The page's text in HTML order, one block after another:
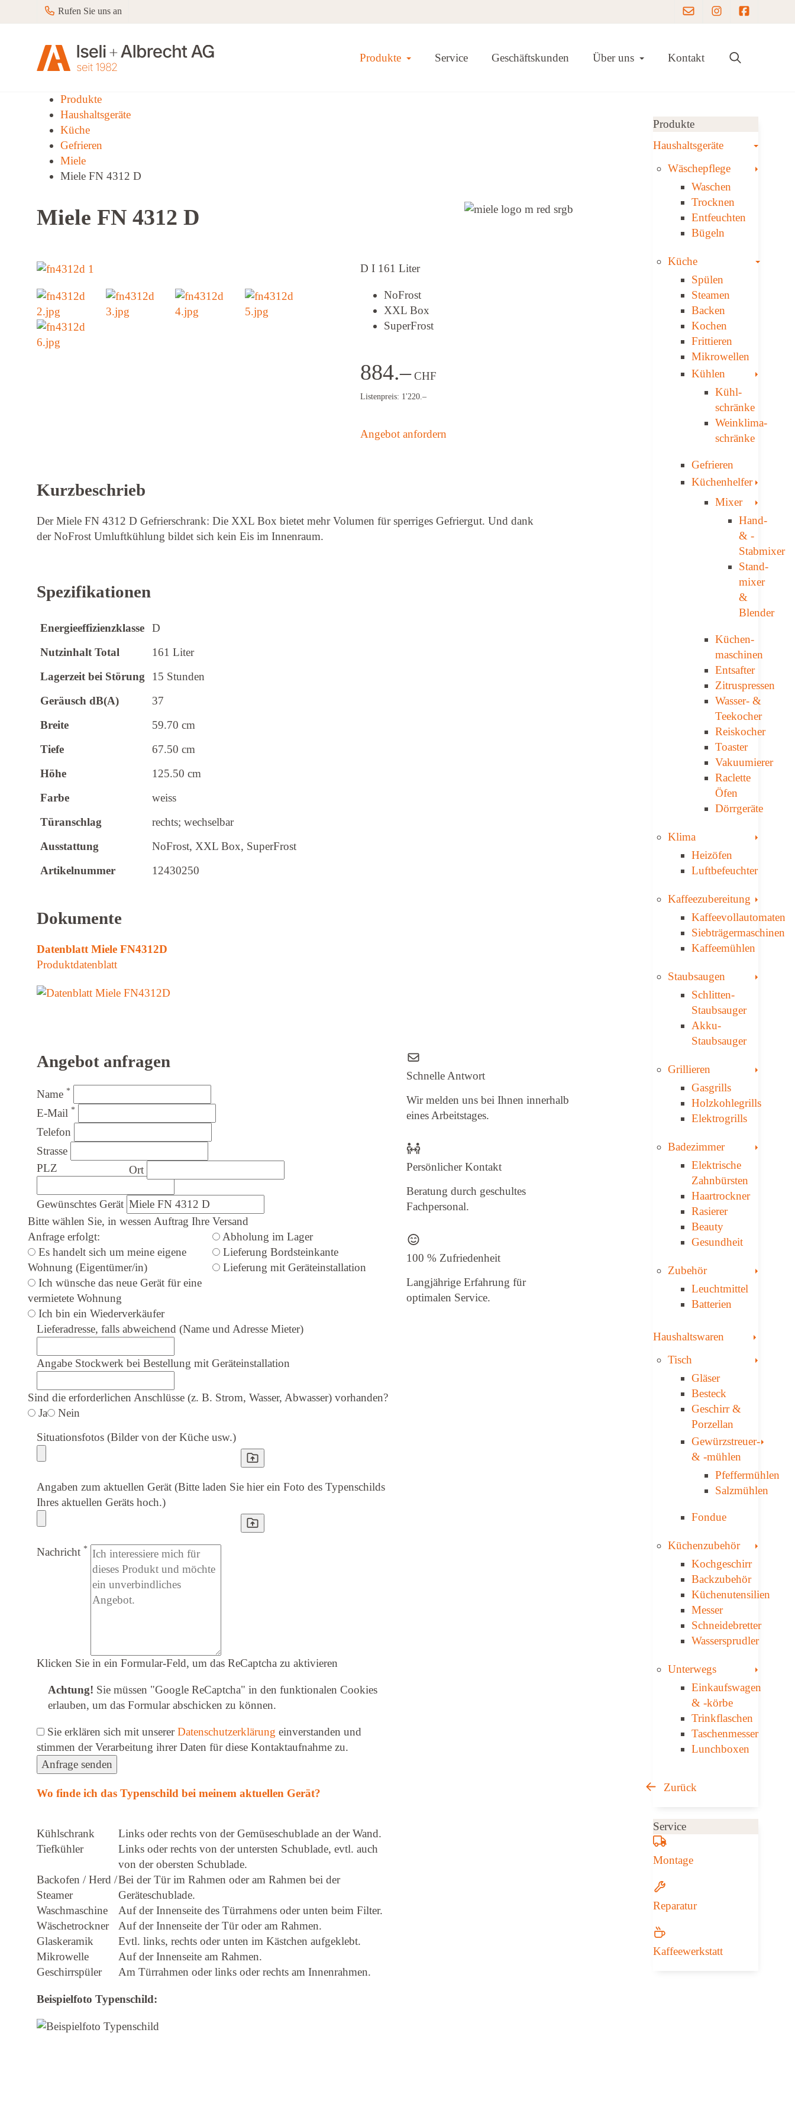
Rufen Sie uns an Instagram
Produkte Toggle Dropdown
Service Geschäftskunden Über uns Toggle Dropdown
Kontakt
Produkte
Haushaltsgeräte
Küche
Gefrieren
Miele
Miele FN 4312 D
Miele FN 4312 D
D I 161 Liter
NoFrost
XXL Box
SuperFrost
884.–CHF
Listenpreis: 1'220.–
Angebot anfordern
Kurzbeschrieb
Der Miele FN 4312 D Gefrierschrank: Die XXL Box bietet mehr Volumen für sperriges Gefriergut. Und dank
der NoFrost Umluftkühlung bildet sich kein Eis im Innenraum.
Spezifikationen
Energieeffizienzklasse
D
Nutzinhalt Total
161 Liter
Lagerzeit bei Störung
15 Stunden
Geräusch dB(A)
37
Breite
59.70 cm
Tiefe
67.50 cm
Höhe
125.50 cm
Farbe
weiss
Türanschlag
rechts; wechselbar
Ausstattung
NoFrost, XXL Box, SuperFrost
Artikelnummer
12430250
Dokumente
Datenblatt Miele FN4312D
Produktdatenblatt
Angebot anfragen
Name *
E-Mail *
Telefon
Strasse
PLZ
Ort
Gewünschtes Gerät
Bitte wählen Sie, in wessen Auftrag Ihre
Anfrage erfolgt:
Es handelt sich um meine eigene
Wohnung (Eigentümer/in)
Ich wünsche das neue Gerät für eine
vermietete Wohnung
Ich bin ein Wiederverkäufer
Versand
Abholung im Lager
Lieferung Bordsteinkante
Lieferung mit Geräteinstallation
Lieferadresse, falls abweichend (Name und Adresse Mieter)
Angabe Stockwerk bei Bestellung mit Geräteinstallation
Sind die erforderlichen Anschlüsse (z. B. Strom, Wasser, Abwasser) vorhanden?
Ja
Nein
Situationsfotos (Bilder von der Küche usw.)
Angaben zum aktuellen Gerät (Bitte laden Sie hier ein Foto des Typenschilds
Ihres aktuellen Geräts hoch.)
Nachricht *
Klicken Sie in ein Formular-Feld, um das ReCaptcha zu aktivieren
Achtung! Sie müssen "Google ReCaptcha" in den funktionalen Cookies
erlauben, um das Formular abschicken zu können.
Sie erklären sich mit unsererDatenschutzerklärung ein­ver­standen und
stimmen der Verarbeitung ihrer Daten für diese Kontaktaufnahme zu.
Anfrage senden
Wo finde ich das Typenschild bei meinem aktuellen Gerät?
Kühlschrank
Links oder rechts von der Gemüseschublade an der Wand.
Tiefkühler
Links oder rechts von der untersten Schublade, evtl. auch
von der obersten Schublade.
Backofen / Herd /
Steamer
Bei der Tür im Rahmen oder am Rahmen bei der
Geräteschublade.
Waschmaschine
Auf der Innenseite des Türrahmens oder unten beim Filter.
Wäschetrockner
Auf der Innenseite der Tür oder am Rahmen.
Glaskeramik
Evtl. links, rechts oder unten im Kästchen aufgeklebt.
Mikrowelle
Auf der Innenseite am Rahmen.
Geschirrspüler
Am Türrahmen oder links oder rechts am Innenrahmen.
Beispielfoto Typenschild:
Schnelle Antwort
Wir melden uns bei Ihnen innerhalb
eines Arbeitstages.
Persönlicher Kontakt
Beratung durch geschultes
Fachpersonal.
100 % Zufriedenheit
Langjährige Erfahrung für
optimalen Service.
Produkte
Haushaltsgeräte
Toggle
Wäschepflege
Waschen
Trocknen
Ent­feuch­ten
Bügeln
Küche
Toggle
Spülen
Steamen
Backen
Kochen
Frittieren
Mikrowellen
Kühlen
Kühl­
schränke
Weinklima­
schränke
Gefrieren
Küchenhelfer
Mixer
Hand-
& ­
Stabmixer
Stand­
mixer
&
Blender
Küchen­
maschinen
Entsafter
Zitruspressen
Wasser-­ &
Teekocher
Reiskocher
Toaster
Vakuumierer
Raclette
Öfen
Dörrgeräte
Klima
Heizöfen
Luftbefeuchter
Kaffee­zubereitung
Kaffeevollautomaten
Siebträgermaschinen
Kaffeemühlen
Staubsaugen
Schlitten-
Staubsauger
Akku-
Staubsauger
Grillieren
Gasgrills
Holzkohlegrills
Elektrogrills
Badezimmer
Elektrische
Zahnbürsten
Haartrockner
Rasierer
Beauty
Gesundheit
Zubehör
Leuchtmittel
Batterien
Haushaltswaren
Tisch
Gläser
Besteck
Geschirr &
Porzellan
Gewürzstreuer­
& -mühlen
Pfeffermühlen
Salzmühlen
Fondue
Küchenzubehör
Kochgeschirr
Backzubehör
Küchenutensilien
Messer
Schneidebretter
Wassersprudler
Unterwegs
Einkaufswagen
& ­-körbe
Trinkflaschen
Taschen­messer
Lunchboxen
Zurück
Service
Montage
Reparatur
Kaffeewerkstatt